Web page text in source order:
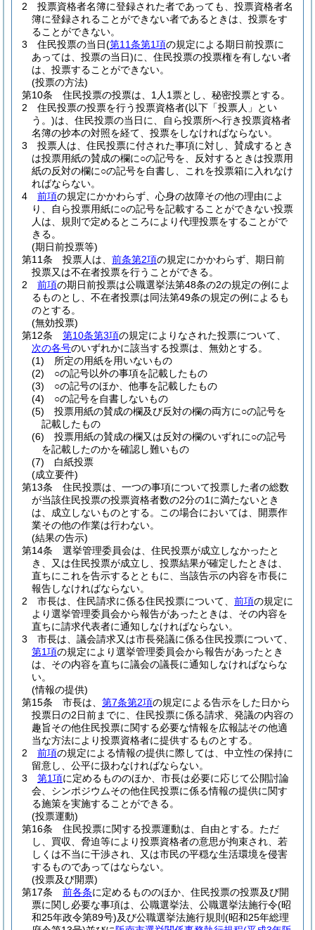
2
投票資格者名簿に登録された者であっても、投票資格者名
簿に登録されることができない者であるときは、投票をす
ることができない。
3
住民投票の当日(第11条第1項の規定による期日前投票に
あっては、投票の当日)に、住民投票の投票権を有しない者
は、投票することができない。
(投票の方法)
第10条
住民投票の投票は、1人1票とし、秘密投票とする。
2
住民投票の投票を行う投票資格者(以下「投票人」とい
う。)は、住民投票の当日に、自ら投票所へ行き投票資格者
名簿の抄本の対照を経て、投票をしなければならない。
3
投票人は、住民投票に付された事項に対し、賛成するとき
は投票用紙の賛成の欄に○の記号を、反対するときは投票用
紙の反対の欄に○の記号を自書し、これを投票箱に入れなけ
ればならない。
4
前項の規定にかかわらず、心身の故障その他の理由によ
り、自ら投票用紙に○の記号を記載することができない投票
人は、規則で定めるところにより代理投票をすることがで
きる。
(期日前投票等)
第11条
投票人は、 前条第2項の規定にかかわらず、期日前
投票又は不在者投票を行うことができる。
2
前項の期日前投票は公職選挙法第48条の2の規定の例によ
るものとし、不在者投票は同法第49条の規定の例によるも
のとする。
(無効投票)
第12条
第10条第3項の規定によりなされた投票について、
次の各号のいずれかに該当する投票は、無効とする。
(1)
所定の用紙を用いないもの
(2)
○の記号以外の事項を記載したもの
(3)
○の記号のほか、他事を記載したもの
(4)
○の記号を自書しないもの
(5)
投票用紙の賛成の欄及び反対の欄の両方に○の記号を
記載したもの
(6)
投票用紙の賛成の欄又は反対の欄のいずれに○の記号
を記載したのかを確認し難いもの
(7)
白紙投票
(成立要件)
第13条
住民投票は、一つの事項について投票した者の総数
が当該住民投票の投票資格者数の2分の1に満たないとき
は、成立しないものとする。
この場合においては、開票作
業その他の作業は行わない。
(結果の告示)
第14条
選挙管理委員会は、住民投票が成立しなかったと
き、又は住民投票が成立し、投票結果が確定したときは、
直ちにこれを告示するとともに、当該告示の内容を市長に
報告しなければならない。
2
市長は、住民請求に係る住民投票について、 前項の規定に
より選挙管理委員会から報告があったときは、その内容を
直ちに請求代表者に通知しなければならない。
3
市長は、議会請求又は市長発議に係る住民投票について、
第1項の規定により選挙管理委員会から報告があったとき
は、その内容を直ちに議会の議長に通知しなければならな
い。
(情報の提供)
第15条
市長は、 第7条第2項の規定による告示をした日から
投票日の2日前までに、住民投票に係る請求、発議の内容の
趣旨その他住民投票に関する必要な情報を広報誌その他適
当な方法により投票資格者に提供するものとする。
2
前項の規定による情報の提供に際しては、中立性の保持に
留意し、公平に扱わなければならない。
3
第1項に定めるもののほか、市長は必要に応じて公開討論
会、シンポジウムその他住民投票に係る情報の提供に関す
る施策を実施することができる。
(投票運動)
第16条
住民投票に関する投票運動は、自由とする。 ただ
し、買収、脅迫等により投票資格者の意思が拘束され、若
しくは不当に干渉され、又は市民の平穏な生活環境を侵害
するものであってはならない。
(投票及び開票)
第17条
前各条に定めるもののほか、住民投票の投票及び開
票に関し必要な事項は、公職選挙法、公職選挙法施行令(昭
和25年政令第89号)及び公職選挙法施行規則 (昭和25年総理